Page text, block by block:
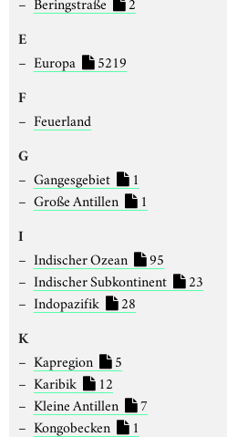
E
Europa 5219
F
Feuerland
G
Gangesgebiet
1
Große Antillen
1
I
Indischer Ozean
95
Indischer Subkontinent
23
Indopazifik
28
K
Kapregion
5
Karibik
12
Kleine Antillen
7
Kongobecken
1